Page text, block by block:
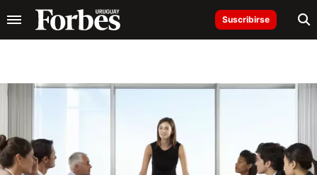
Suscribirse